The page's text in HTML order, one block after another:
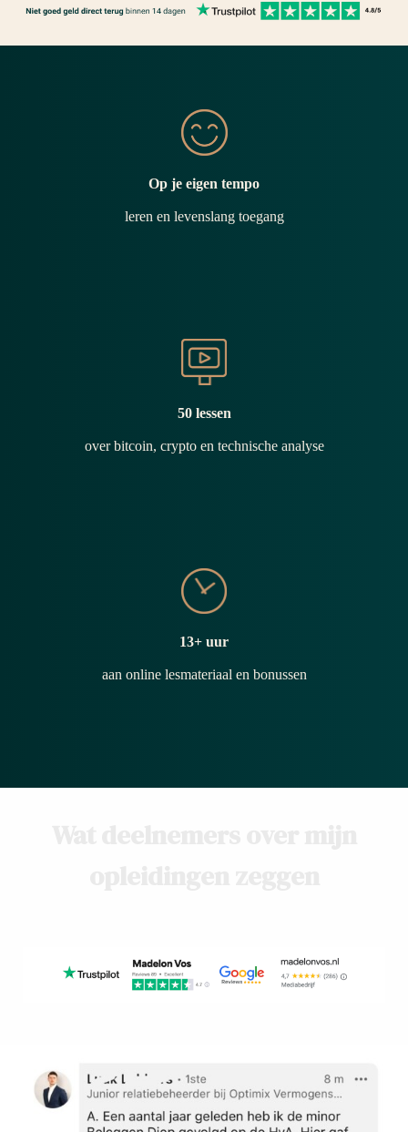
Op je eigen tempo
leren en levenslang toegang
50 lessen
over bitcoin, crypto en technische analyse
13+ uur
aan online lesmateriaal en bonussen